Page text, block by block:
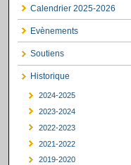
Calendrier 2025-2026
Evènements
Soutiens
Historique
2024-2025
2023-2024
2022-2023
2021-2022
2019-2020